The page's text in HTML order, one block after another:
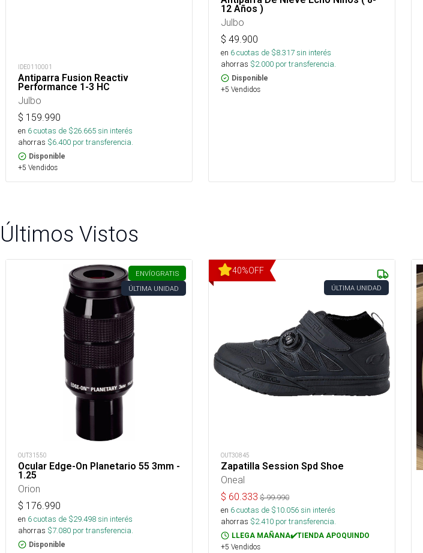
IDE0110001
Antiparra Fusion Reactiv
Performance 1-3 HC
Julbo
$ 159.990
en 6cuotas de $26.665sin interés
ahorras $6.400 por transferencia.
Disponible
+5 Vendidos
12 Años )
Julbo
$ 49.900
en 6cuotas de $8.317sin interés
ahorras $2.000 por transferencia.
Disponible
+5 Vendidos
Últimos Vistos
ENVÍOGRATIS
ÚLTIMA UNIDAD
OUT31550
Ocular Edge-On Planetario 55 3mm -
1.25
Orion
$ 176.990
en 6cuotas de $29.498sin interés
ahorras $7.080 por transferencia.
Disponible
40%OFF
ÚLTIMA UNIDAD
OUT30845
Zapatilla Session Spd Shoe
Oneal
$ 60.333 $99.990
en 6cuotas de $10.056sin interés
ahorras $2.410 por transferencia.
LLEGA MAÑANA✔️TIENDA APOQUINDO
+5 Vendidos